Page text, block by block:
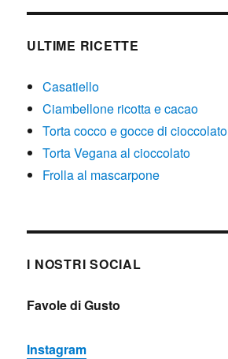
ULTIME RICETTE
Casatiello
Ciambellone ricotta e cacao
Torta cocco e gocce di cioccolato
Torta Vegana al cioccolato
Frolla al mascarpone
I NOSTRI SOCIAL
Favole di Gusto
Instagram